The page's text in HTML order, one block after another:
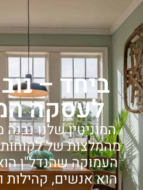
ביחד –
לעסקה
המוניטין שלנו
מהמלצות של
העמוקה שהנדל"ן
הוא אנשים, קהילות